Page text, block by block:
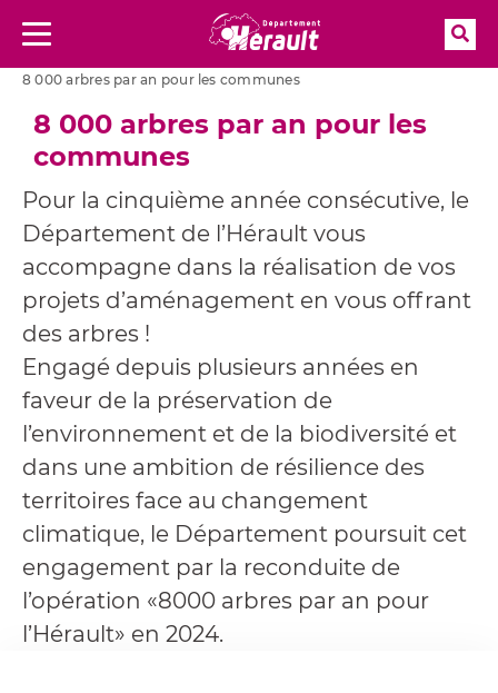
Aller à la recherche
Menu
8 000 arbres par an pour les
communes
8 000 arbres par an pour les communes
Pour la cinquième année consécutive, le
Département de l’Hérault vous
accompagne dans la réalisation de vos
projets d’aménagement en vous offrant
des arbres !
Engagé depuis plusieurs années en
faveur de la préservation de
l’environnement et de la biodiversité et
dans une ambition de résilience des
territoires face au changement
climatique, le Département poursuit cet
engagement par la reconduite de
l’opération «8000 arbres par an pour
l’Hérault» en 2024.